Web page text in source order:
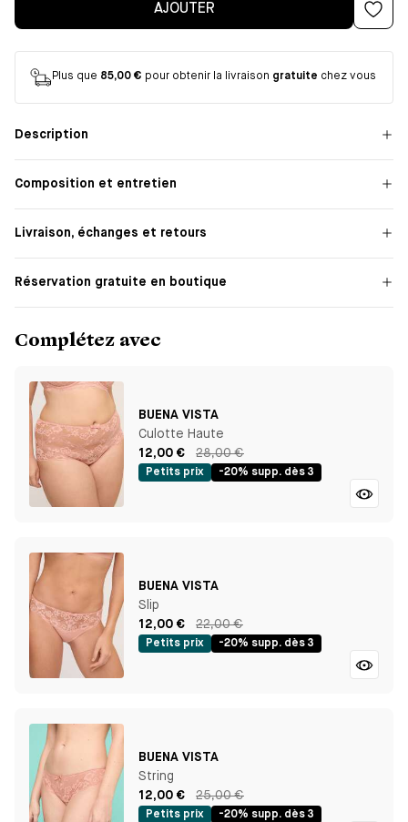
AJOUTER
Plus que 85,00 € pour obtenir la livraison gratuite chez vous
Description
Composition et entretien
Livraison, échanges et retours
Réservation gratuite en boutique
Complétez avec
BUENA VISTA
Culotte Haute
12,00 €
28,00 €
Petits prix -20% supp. dès 3
BUENA VISTA
Slip
12,00 €
22,00 €
Petits prix -20% supp. dès 3
BUENA VISTA
String
12,00 €
25,00 €
Petits prix -20% supp. dès 3